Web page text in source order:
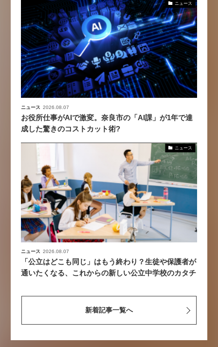
ニュース
ニュース 2026.08.07
お役所仕事がAIで激変。奈良市の「AI課」が1年で達
成した驚きのコストカット術?
ニュース
ニュース 2026.08.07
「公立はどこも同じ」はもう終わり？生徒や保護者が
通いたくなる、これからの新しい公立中学校のカタチ
新着記事一覧へ